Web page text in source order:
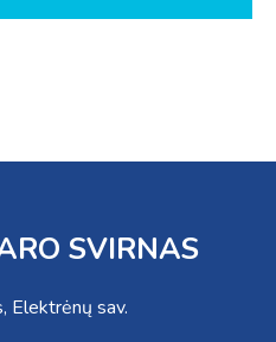
SVIRNAS
Elektrėnų sav.